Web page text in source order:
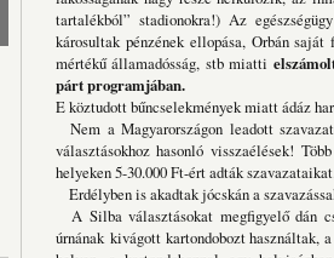
tartalékból” stadionokra!) Az
károsultak pénzének ellopása, Orbán
mértékű államadósság, stb miatti
párt programjában.
E köztudott bűncselekmények miatt ádáz
Nem a Magyarországon leadott
választásokhoz hasonló visszaélések!
helyeken 5-30.000 Ft-ért adták
Erdélyben is akadtak jócskán a
A Silba választásokat megfigyelő dán
úrnának kivágott kartondobozt használtak,